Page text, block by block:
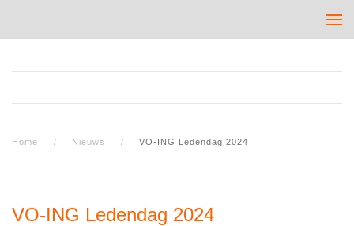
Home Nieuws VO-ING Ledendag 2024
VO-ING Ledendag 2024